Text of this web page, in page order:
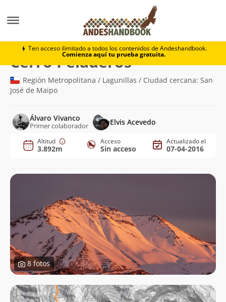
Ten acceso ilimitado a todos los contenidos de Andeshandbook.
Comienza aquí tu prueba gratuita.
Cerro Peladeros
Cerro Peladeros(3.892m)
Región Metropolitana / Lagunillas / Ciudad cercana: San
José de Maipo
Álvaro Vivanco
Primer colaborador Elvis Acevedo
Altitud
3.892m
Acceso
Sin acceso
Actualizado el
07-04-2016
8 fotos